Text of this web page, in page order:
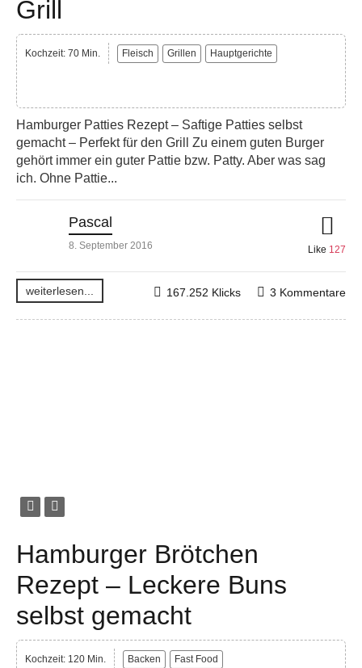
Grill
Kochzeit: 70 Min. Fleisch Grillen Hauptgerichte
Hamburger Patties Rezept – Saftige Patties selbst
gemacht – Perfekt für den Grill Zu einem guten Burger
gehört immer ein guter Pattie bzw. Patty. Aber was sag
ich. Ohne Pattie...
Pascal
8. September 2016 Like 127
weiterlesen... 3 Kommentare
167.252 Klicks
Hamburger Brötchen
Rezept – Leckere Buns
selbst gemacht
Kochzeit: 120 Min. Backen Fast Food